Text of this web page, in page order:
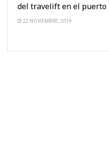
del travelift en el puerto
22 NOVIEMBRE, 2019